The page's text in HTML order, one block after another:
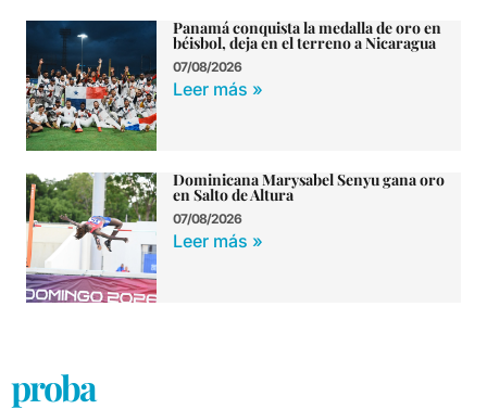
Panamá conquista la medalla de oro en
béisbol, deja en el terreno a Nicaragua
07/08/2026
Leer más »
Dominicana Marysabel Senyu gana oro
en Salto de Altura
07/08/2026
Leer más »
proba